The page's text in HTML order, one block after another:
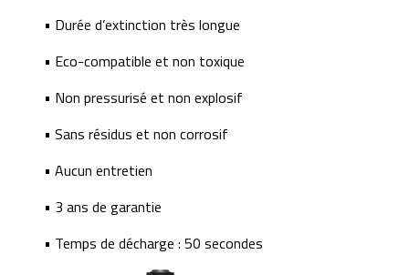
• Durée d’extinction très longue
• Eco-compatible et non toxique
• Non pressurisé et non explosif
• Sans résidus et non corrosif
• Aucun entretien
• 3 ans de garantie
• Temps de décharge : 50 secondes